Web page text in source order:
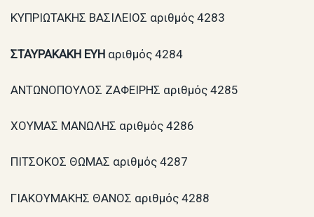
ΚΥΠΡΙΩΤΑΚΗΣ ΒΑΣΙΛΕΙΟΣ αριθμός 4283
ΣΤΑΥΡΑΚΑΚΗ ΕΥΗ αριθμός 4284
ΑΝΤΩΝΟΠΟΥΛΟΣ ΖΑΦΕΙΡΗΣ αριθμός 4285
ΧΟΥΜΑΣ ΜΑΝΩΛΗΣ αριθμός 4286
ΠΙΤΣΟΚΟΣ ΘΩΜΑΣ αριθμός 4287
ΓΙΑΚΟΥΜΑΚΗΣ ΘΑΝΟΣ αριθμός 4288